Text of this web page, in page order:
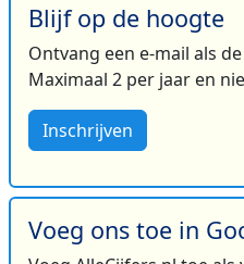
Blijf op de hoogte
Ontvang een e-mail als
Maximaal 2 per jaar en
Inschrijven
Voeg ons toe in